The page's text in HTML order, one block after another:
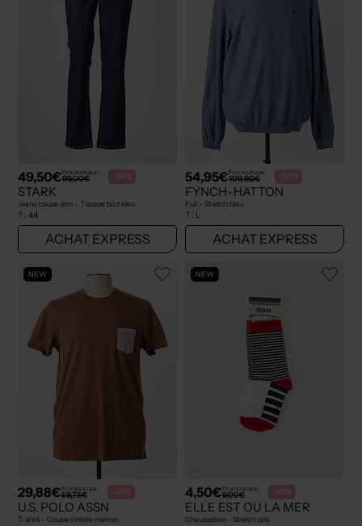
49,50€Prix boutique :
99,00€ -50%
STARK
Jeans coupe slim - Tissage brut bleu
T : 44
ACHAT EXPRESS
54,95€Prix boutique :
109,90€ -50%
FYNCH-HATTON
Pull - Stretch bleu
T : L
ACHAT EXPRESS
NEW
29,88€Prix boutique :
59,75€ -50%
U.S. POLO ASSN
T-shirt - Coupe cintrée marron
NEW
4,50€Prix boutique :
9,00€ -50%
ELLE EST OU LA MER
Chaussettes - Stretch gris